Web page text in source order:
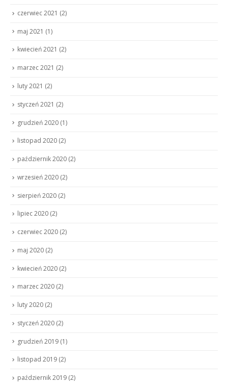
czerwiec 2021 (2)
maj 2021 (1)
kwiecień 2021 (2)
marzec 2021 (2)
luty 2021 (2)
styczeń 2021 (2)
grudzień 2020 (1)
listopad 2020 (2)
październik 2020 (2)
wrzesień 2020 (2)
sierpień 2020 (2)
lipiec 2020 (2)
czerwiec 2020 (2)
maj 2020 (2)
kwiecień 2020 (2)
marzec 2020 (2)
luty 2020 (2)
styczeń 2020 (2)
grudzień 2019 (1)
listopad 2019 (2)
październik 2019 (2)